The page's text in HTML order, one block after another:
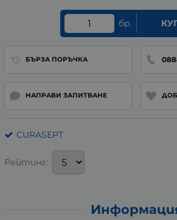
бр.
БЪРЗА ПОРЪЧКА
НАПРАВИ ЗАПИТВАНЕ
CURASEPT
Рейтинг: